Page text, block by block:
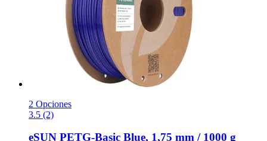
2 Opciones
3.5 (2)
eSUN PETG-​Basic Blue, 1,75 mm / 1000 g